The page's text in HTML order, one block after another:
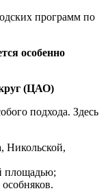
программ по
особенно
(ЦАО)
подхода. Здесь
Никольской,
площадью;